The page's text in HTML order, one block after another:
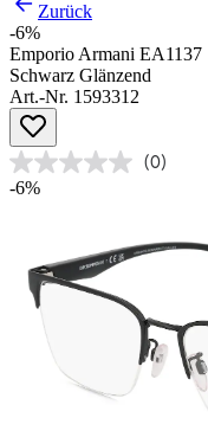
Zurück
-6%
Emporio Armani EA1137
Schwarz Glänzend
Art.-Nr. 1593312
(0)
-6%